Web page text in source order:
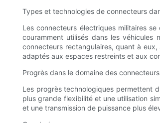
Types et technologies de connecteurs
Les connecteurs électriques militaires
couramment utilisés dans les
connecteurs rectangulaires, quant à
adaptés aux espaces restreints et aux
Progrès dans le domaine des
Les progrès technologiques permettent
plus grande flexibilité et une utilisation
et une transmission de puissance plus